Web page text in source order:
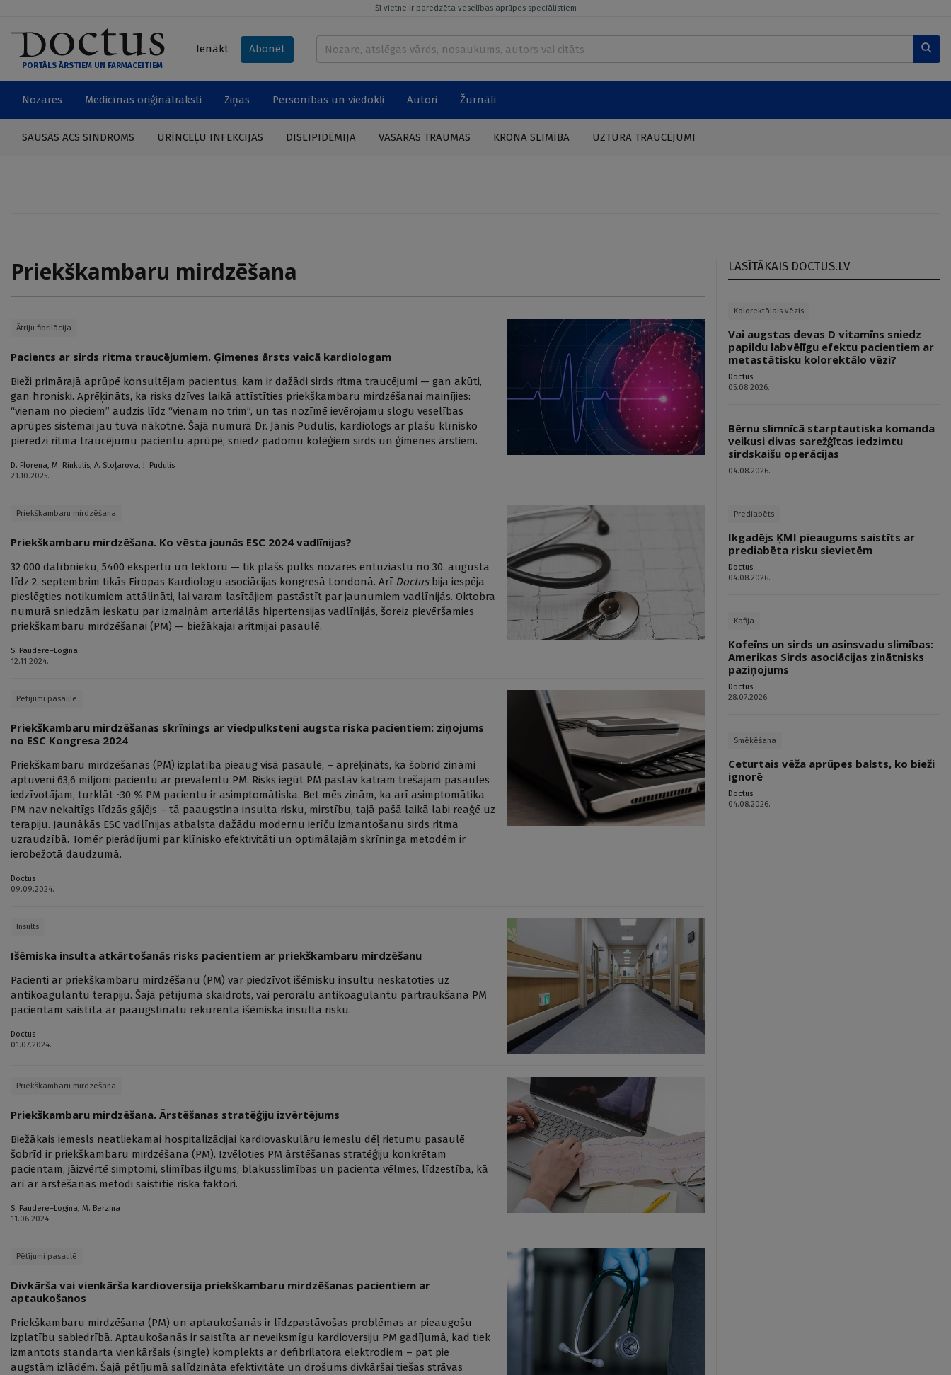
Šī vietne ir paredzēta veselības aprūpes speciālistiem
PORTĀLS ĀRSTIEM UN FARMACEITIEM
Ienākt Abonēt
Nozares Medicīnas oriģinālraksti Ziņas Personības un viedokļi Autori Žurnāli
SAUSĀS ACS SINDROMS URĪNCEĻU INFEKCIJAS DISLIPIDĒMIJA VASARAS TRAUMAS KRONA SLIMĪBA UZTURA TRAUCĒJUMI
Priekškambaru mirdzēšana
Ātriju fibrilācija
Pacients ar sirds ritma traucējumiem. Ģimenes ārsts vaicā kardiologam
Bieži primārajā aprūpē konsultējam pacientus, kam ir dažādi sirds ritma traucējumi — gan akūti,
gan hroniski. Aprēķināts, ka risks dzīves laikā attīstīties priekškambaru mirdzēšanai mainījies:
“vienam no pieciem” audzis līdz “vienam no trim”, un tas nozīmē ievērojamu slogu veselības
aprūpes sistēmai jau tuvā nākotnē. Šajā numurā Dr. Jānis Pudulis, kardiologs ar plašu klīnisko
pieredzi ritma traucējumu pacientu aprūpē, sniedz padomu kolēģiem sirds un ģimenes ārstiem.
D. Florena, M. Rinkulis, A. Stoļarova, J. Pudulis
21.10.2025.
Priekškambaru mirdzēšana
Priekškambaru mirdzēšana. Ko vēsta jaunās ESC 2024 vadlīnijas?
32 000 dalībnieku, 5400 ekspertu un lektoru — tik plašs pulks nozares entuziastu no 30. augusta
līdz 2. septembrim tikās Eiropas Kardiologu asociācijas kongresā Londonā. Arī Doctusbija iespēja
pieslēgties notikumiem attālināti, lai varam lasītājiem pastāstīt par jaunumiem vadlīnijās. Oktobra
numurā sniedzām ieskatu par izmaiņām arteriālās hipertensijas vadlīnijās, šoreiz pievēršamies
priekškambaru mirdzēšanai (PM) — biežākajai aritmijai pasaulē.
S. Paudere–Logina
12.11.2024.
Pētījumi pasaulē
Priekškambaru mirdzēšanas skrīnings ar viedpulksteni augsta riska pacientiem: ziņojums
no ESC Kongresa 2024
Priekškambaru mirdzēšanas (PM) izplatība pieaug visā pasaulē, – aprēķināts, ka šobrīd zināmi
aptuveni 63,6 miljoni pacientu ar prevalentu PM. Risks iegūt PM pastāv katram trešajam pasaules
iedzīvotājam, turklāt ~30 % PM pacientu ir asimptomātiska. Bet mēs zinām, ka arī asimptomātika
PM nav nekaitīgs līdzās gājējs – tā paaugstina insulta risku, mirstību, tajā pašā laikā labi reaģē uz
terapiju. Jaunākās ESC vadlīnijas atbalsta dažādu modernu ierīču izmantošanu sirds ritma
uzraudzībā. Tomēr pierādījumi par klīnisko efektivitāti un optimālajām skrīninga metodēm ir
ierobežotā daudzumā.
Doctus
09.09.2024.
Insults
Išēmiska insulta atkārtošanās risks pacientiem ar priekškambaru mirdzēšanu
Pacienti ar priekškambaru mirdzēšanu (PM) var piedzīvot išēmisku insultu neskatoties uz
antikoagulantu terapiju. Šajā pētījumā skaidrots, vai perorālu antikoagulantu pārtraukšana PM
pacientam saistīta ar paaugstinātu rekurenta išēmiska insulta risku.
Doctus
01.07.2024.
Priekškambaru mirdzēšana
Priekškambaru mirdzēšana. Ārstēšanas stratēģiju izvērtējums
Biežākais iemesls neatliekamai hospitalizācijai kardiovaskulāru iemeslu dēļ rietumu pasaulē
šobrīd ir priekškambaru mirdzēšana (PM). Izvēloties PM ārstēšanas stratēģiju konkrētam
pacientam, jāizvērtē simptomi, slimības ilgums, blakusslimības un pacienta vēlmes, līdzestība, kā
arī ar ārstēšanas metodi saistītie riska faktori.
S. Paudere–Logina, M. Berzina
11.06.2024.
Pētījumi pasaulē
Divkārša vai vienkārša kardioversija priekškambaru mirdzēšanas pacientiem ar
aptaukošanos
Priekškambaru mirdzēšana (PM) un aptaukošanās ir līdzpastāvošas problēmas ar pieaugošu
izplatību sabiedrībā. Aptaukošanās ir saistīta ar neveiksmīgu kardioversiju PM gadījumā, kad tiek
izmantots standarta vienkāršais (single) komplekts ar defibrilatora elektrodiem – pat pie
augstām izlādēm. Šajā pētījumā salīdzināta efektivitāte un drošums divkāršai tiešas strāvas
LASĪTĀKAIS DOCTUS.LV
Kolorektālais vēzis
Vai augstas devas D vitamīns sniedz
papildu labvēlīgu efektu pacientiem ar
metastātisku kolorektālo vēzi?
Doctus
05.08.2026.
Bērnu slimnīcā starptautiska komanda
veikusi divas sarežģītas iedzimtu
sirdskaišu operācijas
04.08.2026.
Prediabēts
Ikgadējs ĶMI pieaugums saistīts ar
prediabēta risku sievietēm
Doctus
04.08.2026.
Kafija
Kofeīns un sirds un asinsvadu slimības:
Amerikas Sirds asociācijas zinātnisks
paziņojums
Doctus
28.07.2026.
Smēķēšana
Ceturtais vēža aprūpes balsts, ko bieži
ignorē
Doctus
04.08.2026.